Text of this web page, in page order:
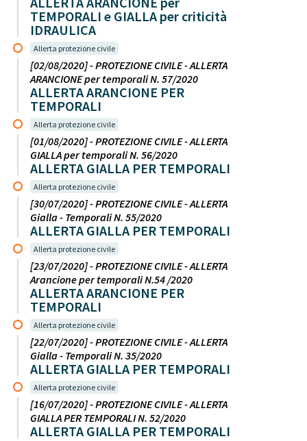
TEMPORALI e GIALLA per criticità
IDRAULICA
Allerta protezione civile
[02/08/2020] - PROTEZIONE CIVILE - ALLERTA
ARANCIONE per temporali N. 57/2020
ALLERTA ARANCIONE PER
TEMPORALI
Allerta protezione civile
[01/08/2020] - PROTEZIONE CIVILE - ALLERTA
GIALLA per temporali N. 56/2020
ALLERTA GIALLA PER TEMPORALI
Allerta protezione civile
[30/07/2020] - PROTEZIONE CIVILE - ALLERTA
Gialla - Temporali N. 55/2020
ALLERTA GIALLA PER TEMPORALI
Allerta protezione civile
[23/07/2020] - PROTEZIONE CIVILE - ALLERTA
Arancione per temporali N.54 /2020
ALLERTA ARANCIONE PER
TEMPORALI
Allerta protezione civile
[22/07/2020] - PROTEZIONE CIVILE - ALLERTA
Gialla - Temporali N. 35/2020
ALLERTA GIALLA PER TEMPORALI
Allerta protezione civile
[16/07/2020] - PROTEZIONE CIVILE - ALLERTA
GIALLA PER TEMPORALI N. 52/2020
ALLERTA GIALLA PER TEMPORALI